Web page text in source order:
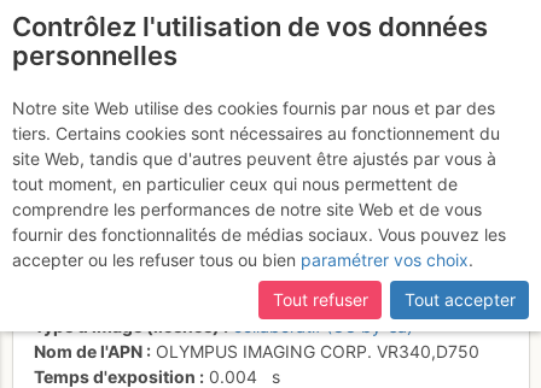
certaines pages ne sont plus accessibles, manquantes ou
incomplètes, déconnectez-vous puis reconnectez-vous à votre
compte sur le site.
La suite du panorama
de 'bing dans ta face'
Activités
Date/heure
collaboratif (CC by-sa)
Nom de l'APN
OLYMPUS IMAGING CORP. VR340,D750
Temps d'exposition
0.004
s
Contrôlez l'utilisation de vos données
personnelles
Notre site Web utilise des cookies fournis par nous et par des
tiers. Certains cookies sont nécessaires au fonctionnement du
site Web, tandis que d'autres peuvent être ajustés par vous à
tout moment, en particulier ceux qui nous permettent de
comprendre les performances de notre site Web et de vous
fournir des fonctionnalités de médias sociaux. Vous pouvez les
accepter ou les refuser tous ou bien paramétrer vos choix.
Tout refuser
Tout accepter